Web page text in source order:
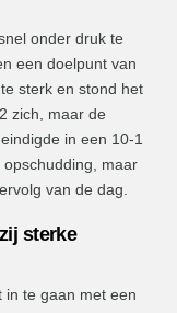
onder druk te
een doelpunt van
sterk en stond het
zich, maar de
in een 10-1
maar
van de dag.
sterke
in te gaan met een